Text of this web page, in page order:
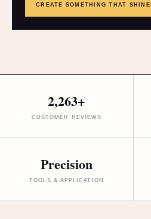
CREATE SOMETHING THAT
2,263+
CUSTOMER REVIEWS
Precision
TOOLS & APPLICATION